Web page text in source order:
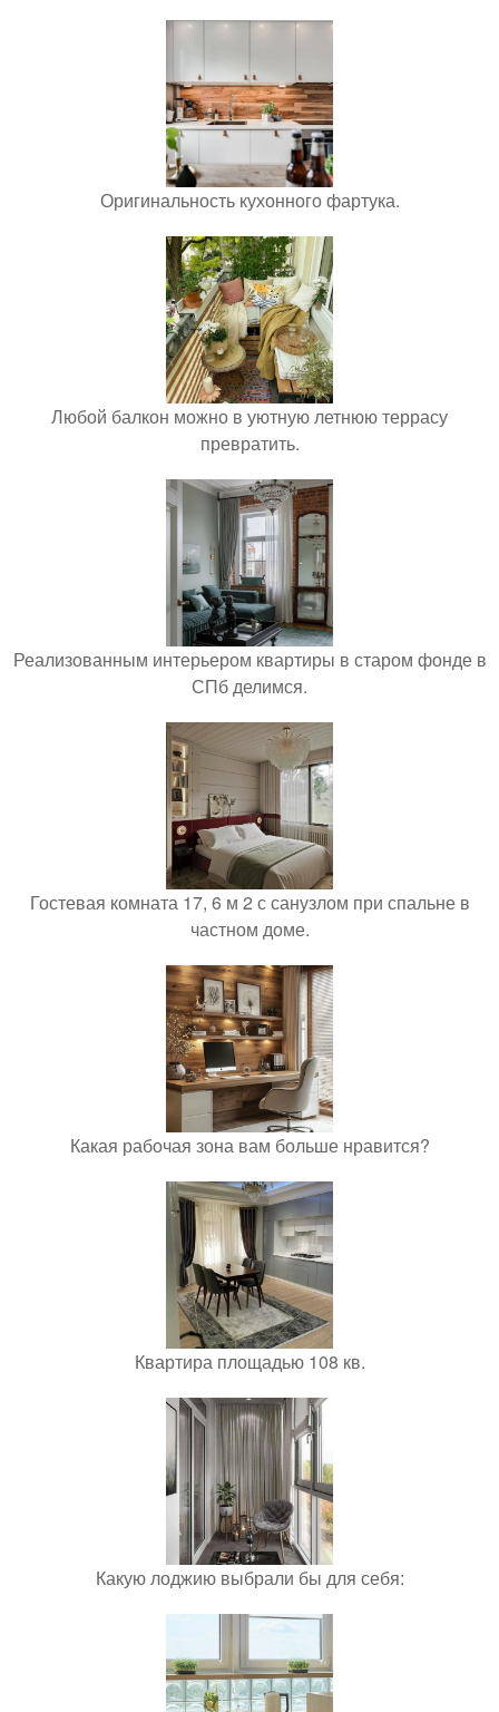
Оригинальность кухонного фартука.
Любой балкон можно в уютную летнюю террасу
превратить.
Реализованным интерьером квартиры в старом фонде в
СПб делимся.
Гостевая комната 17, 6 м 2 с санузлом при спальне в
частном доме.
Какая рабочая зона вам больше нравится?
Квартира площадью 108 кв.
Какую лоджию выбрали бы для себя: